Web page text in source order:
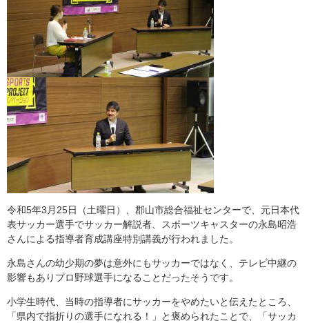
令和5年3月25日（土曜日）、郡山市総合福祉センターで、元日本代
表サッカー選手でサッカー解説者、スポーツキャスターの永島昭浩
さんによる指導者育成講座特別講義が行われました。
永島さんの幼少期の夢は意外にもサッカーではなく、テレビ中継の
影響もありプロ野球選手になることだったそうです。
小学生時代、当時の指導者にサッカーをやめたいと伝えたところ、
「県内で指折りの選手になれる！」と褒められたことで、「サッカ